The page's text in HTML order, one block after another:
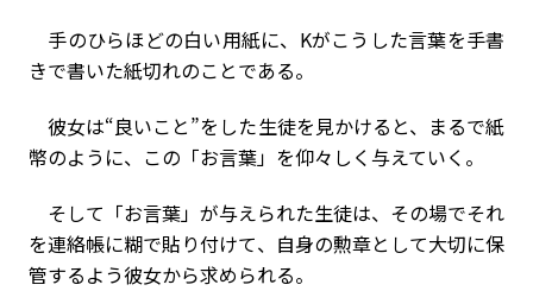
手のひらほどの白い用紙に、Kがこうした言葉を手書
きで書いた紙切れのことである。
彼女は“良いこと”をした生徒を見かけると、まるで紙
幣のように、この「お言葉」を仰々しく与えていく。
そして「お言葉」が与えられた生徒は、その場でそれ
を連絡帳に糊で貼り付けて、自身の勲章として大切に保
管するよう彼女から求められる。